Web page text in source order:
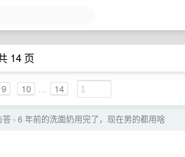
14 页
9 10 ... 14
答 › 6 年前的洗面奶用完了，现在男的都用啥